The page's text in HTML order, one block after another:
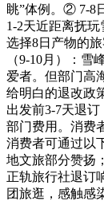
眺”体例。② 7-8
1-2天近距离抚
选择8日产物的
（9-10月）：
爱者。但部门高
给明白的退改政
出发前3-7天退
部门费用。消费
消费者可通过以
地文旅部分赞扬
正轨旅行社退订
团旅逛，感触感